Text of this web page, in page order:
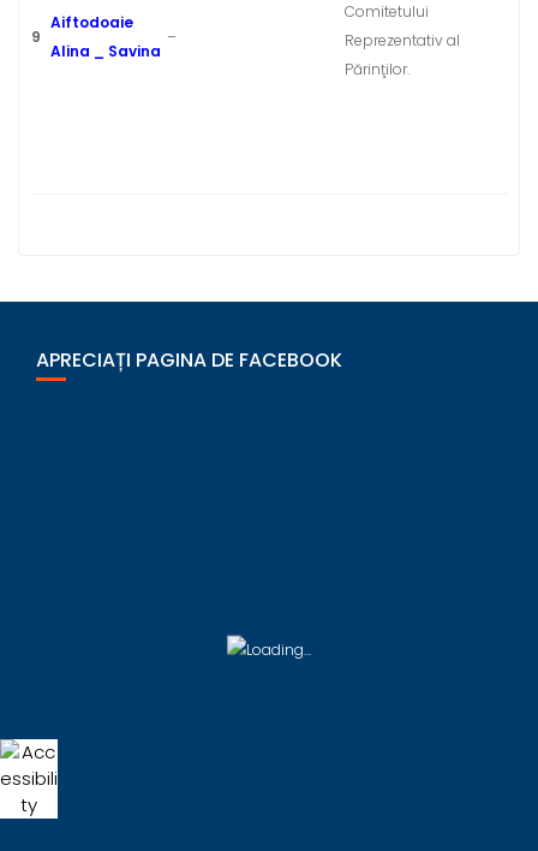
9
Aiftodoaie
Alina _ Savina
–
Comitetului
Reprezentativ al
Părinţilor.
APRECIAȚI PAGINA DE FACEBOOK